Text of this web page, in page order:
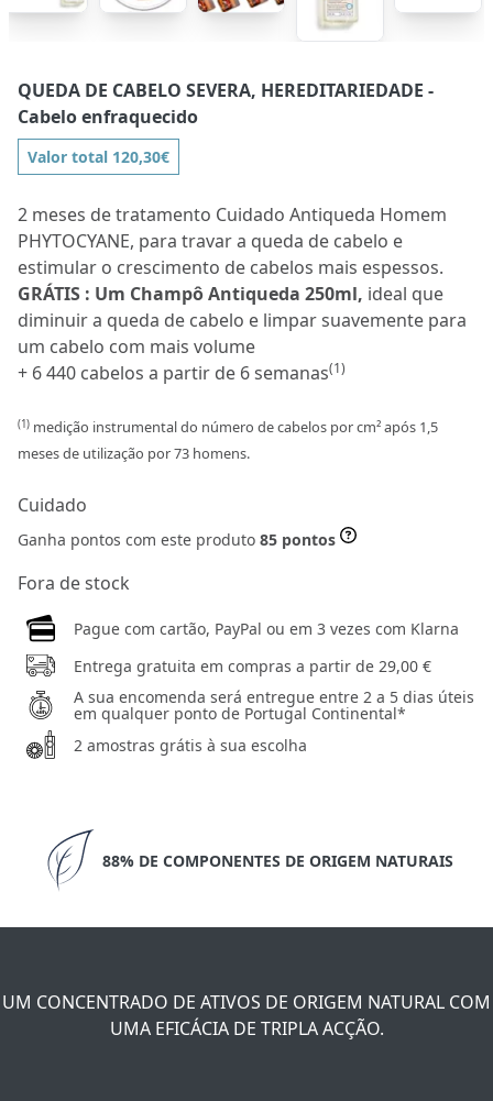
QUEDA DE CABELO SEVERA, HEREDITARIEDADE -
Cabelo enfraquecido
Valor total 120,30€
2 meses de tratamento Cuidado Antiqueda Homem
PHYTOCYANE, para travar a queda de cabelo e
estimular o crescimento de cabelos mais espessos.
GRÁTIS : Um Champô Antiqueda 250ml, ideal que
diminuir a queda de cabelo e limpar suavemente para
um cabelo com mais volume
+ 6 440 cabelos a partir de 6 semanas(1)
(1) medição instrumental do número de cabelos por cm² após 1,5
meses de utilização por 73 homens.
Cuidado
Ganha pontos com este produto 85 pontos
Fora de stock
Pague com cartão, PayPal ou em 3 vezes com Klarna
Entrega gratuita em compras a partir de 29,00 €
A sua encomenda será entregue entre 2 a 5 dias úteis
em qualquer ponto de Portugal Continental*
2 amostras grátis à sua escolha
88% DE COMPONENTES DE ORIGEM NATURAIS
UM CONCENTRADO DE ATIVOS DE ORIGEM NATURAL COM
UMA EFICÁCIA DE TRIPLA ACÇÃO.